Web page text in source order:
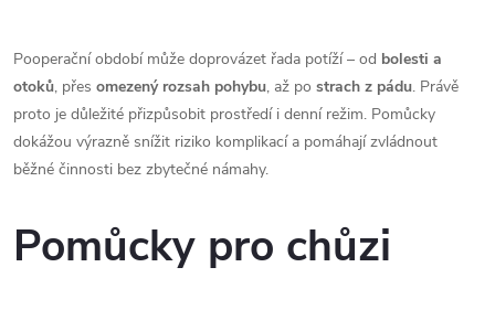
Pooperační období může doprovázet řada potíží – od bolesti a
otoků, přes omezený rozsah pohybu, až po strach z pádu. Právě
proto je důležité přizpůsobit prostředí i denní režim. Pomůcky
dokážou výrazně snížit riziko komplikací a pomáhají zvládnout
běžné činnosti bez zbytečné námahy.
Pomůcky pro chůzi